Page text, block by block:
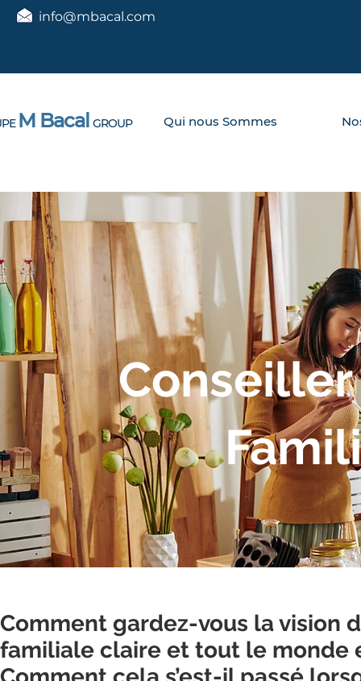
info@mbacal.com
M Bacal GROUP Qui nous Sommes
Comment gardez-vous la vision
familiale claire et tout le monde